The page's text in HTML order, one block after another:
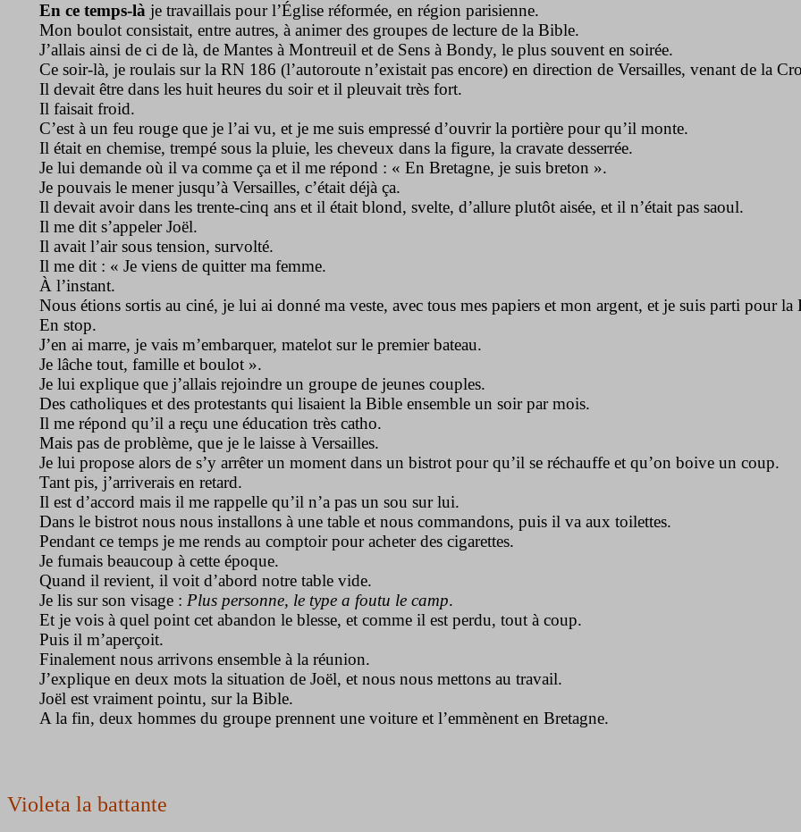
En ce temps-là je travaillais pour l’Église réformée, en région parisienne.
Mon boulot consistait, entre autres, à animer des groupes de lecture de la Bible.
J’allais ainsi de ci de là, de Mantes à Montreuil et de Sens à Bondy, le plus souvent en soirée.
Ce soir-là, je roulais sur la RN 186 (l’autoroute n’existait pas encore) en direction de Versailles, venant de la
Il devait être dans les huit heures du soir et il pleuvait très fort.
Il faisait froid.
C’est à un feu rouge que je l’ai vu, et je me suis empressé d’ouvrir la portière pour qu’il monte.
Il était en chemise, trempé sous la pluie, les cheveux dans la figure, la cravate desserrée.
Je lui demande où il va comme ça et il me répond : « En Bretagne, je suis breton ».
Je pouvais le mener jusqu’à Versailles, c’était déjà ça.
Il devait avoir dans les trente-cinq ans et il était blond, svelte, d’allure plutôt aisée, et il n’était pas saoul.
Il me dit s’appeler Joël.
Il avait l’air sous tension, survolté.
Il me dit : « Je viens de quitter ma femme.
À l’instant.
Nous étions sortis au ciné, je lui ai donné ma veste, avec tous mes papiers et mon argent, et je suis parti pour la
En stop.
J’en ai marre, je vais m’embarquer, matelot sur le premier bateau.
Je lâche tout, famille et boulot ».
Je lui explique que j’allais rejoindre un groupe de jeunes couples.
Des catholiques et des protestants qui lisaient la Bible ensemble un soir par mois.
Il me répond qu’il a reçu une éducation très catho.
Mais pas de problème, que je le laisse à Versailles.
Je lui propose alors de s’y arrêter un moment dans un bistrot pour qu’il se réchauffe et qu’on boive un coup.
Tant pis, j’arriverais en retard.
Il est d’accord mais il me rappelle qu’il n’a pas un sou sur lui.
Dans le bistrot nous nous installons à une table et nous commandons, puis il va aux toilettes.
Pendant ce temps je me rends au comptoir pour acheter des cigarettes.
Je fumais beaucoup à cette époque.
Quand il revient, il voit d’abord notre table vide.
Je lis sur son visage : Plus personne, le type a foutu le camp.
Et je vois à quel point cet abandon le blesse, et comme il est perdu, tout à coup.
Puis il m’aperçoit.
Finalement nous arrivons ensemble à la réunion.
J’explique en deux mots la situation de Joël, et nous nous mettons au travail.
Joël est vraiment pointu, sur la Bible.
A la fin, deux hommes du groupe prennent une voiture et l’emmènent en Bretagne.
Violeta la battante